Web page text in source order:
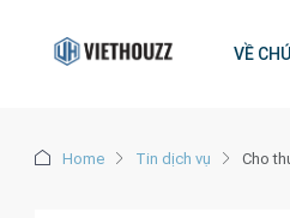
VỀ
Home Tin dịch vụ Cho